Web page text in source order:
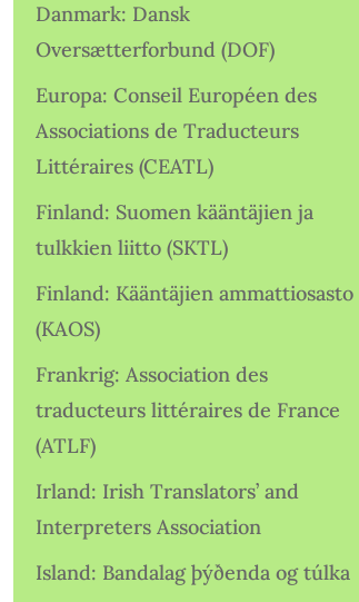
Danmark: Dansk
Oversætterforbund (DOF)
Europa: Conseil Européen des
Associations de Traducteurs
Littéraires (CEATL)
Finland: Suomen kääntäjien ja
tulkkien liitto (SKTL)
Finland: Kääntäjien ammattiosasto
(KAOS)
Frankrig: Association des
traducteurs littéraires de France
(ATLF)
Irland: Irish Translators’ and
Interpreters Association
Island: Bandalag þýðenda og túlka